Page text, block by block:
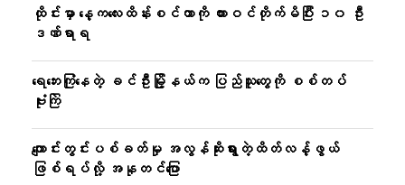
ထိုင်းမှာ နေ့ကလေးထိန်းစင်တာကို ကားဝင်တိုက်မိပြီး ၁၀ ဦး
ဒဏ်ရာရ
ရေဘေးကြုံနေတဲ့ ခင်ဦးမြို့နယ်က ပြည်သူတွေကို စစ်တပ်
ဗုံးကြဲ
ကျောင်းတွင်းပစ်ခတ်မှု အလွန်ဆိုးရွားတဲ့ထိတ်လန့်ဖွယ်
ဖြစ်ရပ်လို့ အနုတင်​ပြော